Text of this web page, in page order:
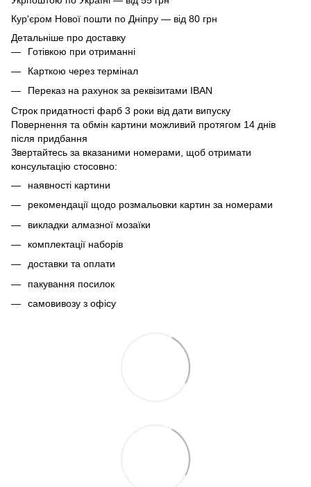
Кур'єром Нової пошти по Дніпру — від 80 грн
Детальніше про доставку
Готівкою при отриманні
Карткою через термінал
Переказ на рахунок за реквізитами IBAN
Строк придатності фарб 3 роки від дати випуску
Повернення та обмін картини можливий протягом 14 днів
після придбання
Звертайтесь за вказаними номерами, щоб отримати
консультацію стосовно:
наявності картини
рекомендації щодо розмальовки картин за номерами
викладки алмазної мозаїки
комплектації наборів
доставки та оплати
пакування посилок
самовивозу з офісу